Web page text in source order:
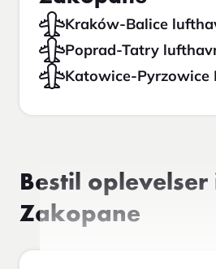
Kraków-Balice
Poprad-Tatry
Katowice-Pyrzowice
Bestil oplevelser
Zakopane